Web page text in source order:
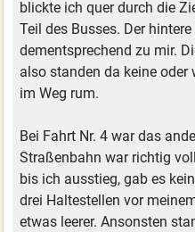
blickte ich quer durch die
Teil des Busses. Der
dementsprechend zu mir.
also standen da keine oder
im Weg rum.
Bei Fahrt Nr. 4 war das
Straßenbahn war richtig
bis ich ausstieg, gab es
drei Haltestellen vor
etwas leerer. Ansonsten